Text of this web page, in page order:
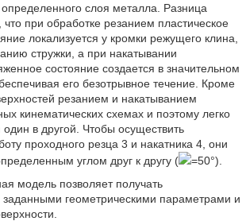
слоя металла. Разница
при обработке резанием пластическое
локализуется у кромки режущего клина,
стружки, а при накатывании
состояние создается в значительном
его безотрывное течение. Кроме
резанием и накатыванием
кинематических схемах и поэтому легко
в другой. Чтобы осуществить
проходного резца 3 и накатника 4, они
углом друг к другу (
=50°).
модель позволяет получать
заданными геометрическими параметрами и